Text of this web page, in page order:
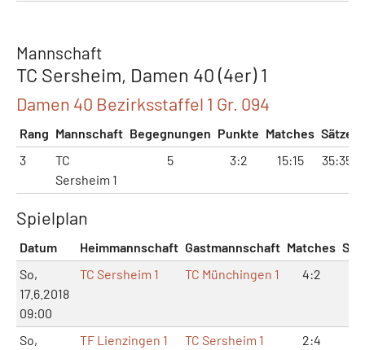
Mannschaft
TC Sersheim, Damen 40 (4er) 1
Damen 40 Bezirksstaffel 1 Gr. 094
Rang Mannschaft Begegnungen Punkte Matches Sätze
3
TC
Sersheim 1
5 3:2 15:15 35:35
Spielplan
Datum Heimmannschaft Gastmannschaft Matches
So,
17.6.2018
09:00
TC Sersheim 1 TC Münchingen 1 4:2
So,
TF Lienzingen 1 TC Sersheim 1 2:4